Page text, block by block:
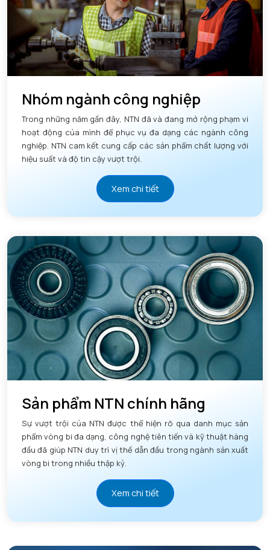
Nhóm ngành công nghiệp
Trong những năm gần đây, NTN đã và đang mở rộng phạm vi
hoạt động của mình để phục vụ đa dạng các ngành công
nghiệp. NTN cam kết cung cấp các sản phẩm chất lượng với
hiệu suất và độ tin cậy vượt trội.
Xem chi tiết
Sản phẩm NTN chính hãng
Sự vượt trội của NTN được thể hiện rõ qua danh mục sản
phẩm vòng bi đa dạng, công nghệ tiên tiến và kỹ thuật hàng
đầu đã giúp NTN duy trì vị thế dẫn đầu trong ngành sản xuất
vòng bi trong nhiều thập kỷ.
Xem chi tiết